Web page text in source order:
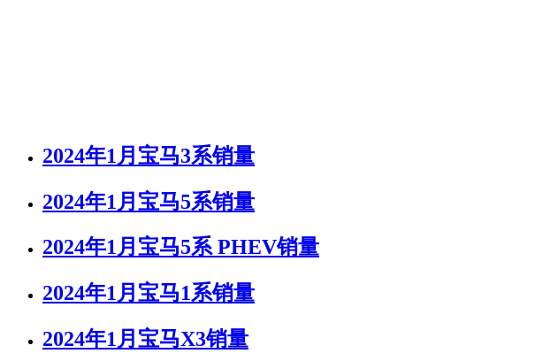
2024年1月宝马3系销量
2024年1月宝马5系销量
2024年1月宝马5系 PHEV销量
2024年1月宝马1系销量
2024年1月宝马X3销量